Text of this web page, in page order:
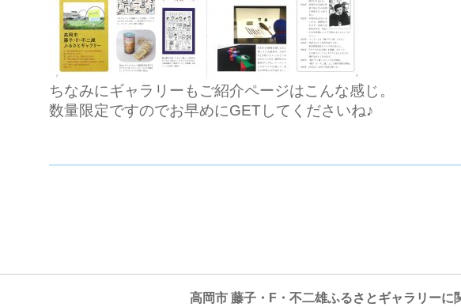
ちなみにギャラリーもご紹介ページはこんな感じ。
数量限定ですのでお早めにGETしてくださいね♪
高岡市 藤子・F・不二雄ふるさとギャラリーに